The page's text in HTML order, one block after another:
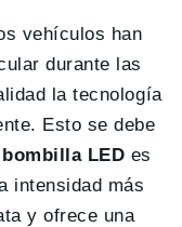
vehículos han
durante las
la tecnología
Esto se debe
bombilla LED es
intensidad más
y ofrece una